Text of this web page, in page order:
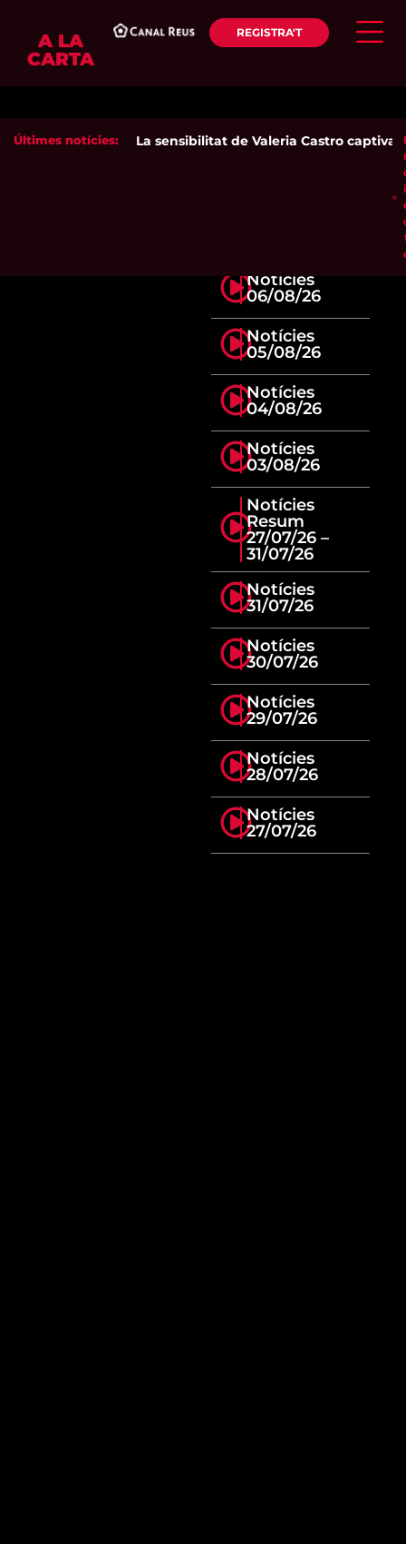
A LA
CARTA
REGISTRA'T
Últimes notícies: La sensibilitat de Valeria Castro captiva
Notícies
06/08/26
Notícies
05/08/26
Notícies
04/08/26
Notícies
03/08/26
Notícies
Resum
27/07/26 –
31/07/26
Notícies
31/07/26
Notícies
30/07/26
Notícies
29/07/26
Notícies
28/07/26
Notícies
27/07/26